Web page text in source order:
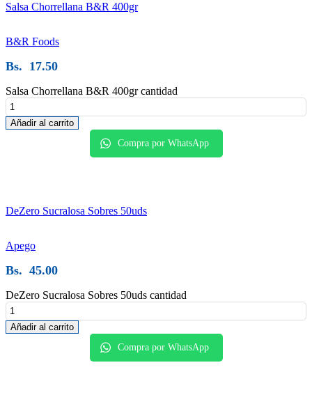
Salsa Chorrellana B&R 400gr
B&R Foods
Bs. 17.50
Salsa Chorrellana B&R 400gr cantidad
Añadir al carrito
Compra por WhatsApp
DeZero Sucralosa Sobres 50uds
Apego
Bs. 45.00
DeZero Sucralosa Sobres 50uds cantidad
Añadir al carrito
Compra por WhatsApp